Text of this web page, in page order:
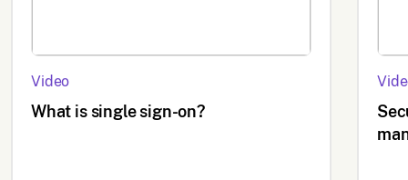
Video
What is single sign-on?